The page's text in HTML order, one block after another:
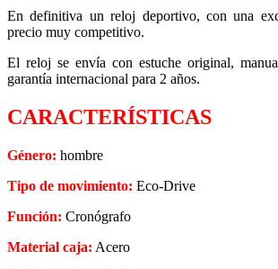
En definitiva un reloj deportivo, con una
precio muy competitivo.
El reloj se envía con estuche original,
garantía internacional para 2 años.
CARACTERÍSTICAS
Género: hombre
Tipo de movimiento: Eco-Drive
Función: Cronógrafo
Material caja: Acero